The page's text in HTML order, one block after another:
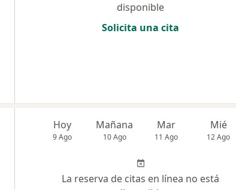
disponible
Solicita una cita
Hoy
9 Ago
Mañana
10 Ago
Mar
11 Ago
Mié
12 Ago
La reserva de citas en línea no está